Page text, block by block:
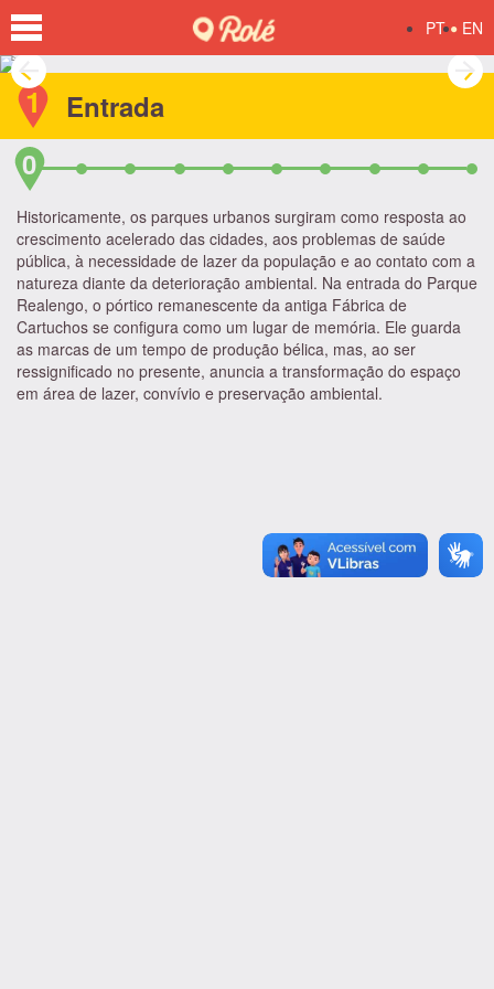
PT • EN
Previous
0
1 Entrada
Historicamente, os parques urbanos surgiram como resposta ao
crescimento acelerado das cidades, aos problemas de saúde
pública, à necessidade de lazer da população e ao contato com a
natureza diante da deterioração ambiental. Na entrada do Parque
Realengo, o pórtico remanescente da antiga Fábrica de
Cartuchos se configura como um lugar de memória. Ele guarda
as marcas de um tempo de produção bélica, mas, ao ser
ressignificado no presente, anuncia a transformação do espaço
em área de lazer, convívio e preservação ambiental.